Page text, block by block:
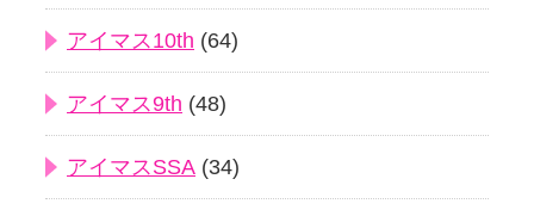
アイマス10th (64)
アイマス9th (48)
アイマスSSA (34)